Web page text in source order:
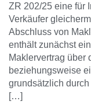
ZR 202/25 eine für
Verkäufer
Abschluss von
enthält zunächst
Maklervertrag über
beziehungsweise
grundsätzlich
[…]